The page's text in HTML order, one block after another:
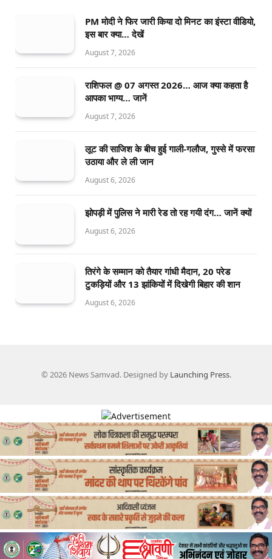
PM मोदी ने फिर जारी किया दो मिनट का इंस्टा वीडियो,
इस बार क्या… देखें
August 7, 2026
राशिफल @ 07 अगस्त 2026… आज क्या कहता है
आपका भाग्य… जानें
August 7, 2026
लूट की साजिश के बीच हुई गाली-गलौज, गुस्से में फरसा
उठाया और ले ली जान
August 6, 2026
झोपड़ी में पुलिस ने मारी रेड तो रह गयी दंग… जानें क्यों
August 6, 2026
तिरंगे के सम्मान को तैयार गांधी मैदान, 20 परेड
टुकड़ियों और 13 झांकियों में दिखेगी बिहार की शान
August 6, 2026
© 2026 News Samvad. Designed by Launching Press.